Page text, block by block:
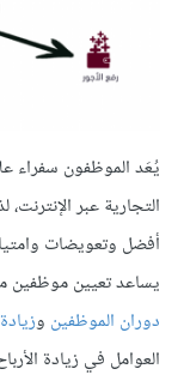
يُعَد الموظفون سفراء
التجارية عبر
أفضل وتعويضات
يساعد تعيين موظفين
دوران الموظفين و
العوامل في زيادة